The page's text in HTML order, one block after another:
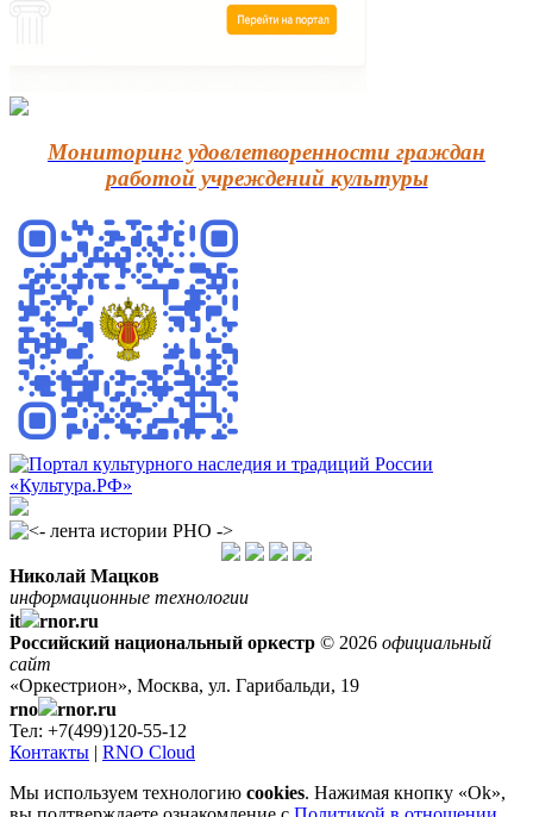
Мониторинг удовлетворенности граждан
работой учреждений культуры
Николай Мацков
информационные технологии
it
rnor.ru
Российский национальный оркестр © 2026 официальный
сайт
«Оркестрион», Москва, ул. Гарибальди, 19
rno
rnor.ru
Тел: +7(499)120-55-12
Контакты | RNO Cloud
Мы используем технологию cookies. Нажимая кнопку «Ok»,